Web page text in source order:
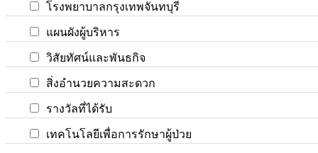
โรงพยาบาลกรุงเทพจันทบุรี
แผนผังผู้บริหาร
วิสัยทัศน์และพันธกิจ
สิ่งอำนวยความสะดวก
รางวัลที่ได้รับ
เทคโนโลยีเพื่อการรักษาผู้ป่วย